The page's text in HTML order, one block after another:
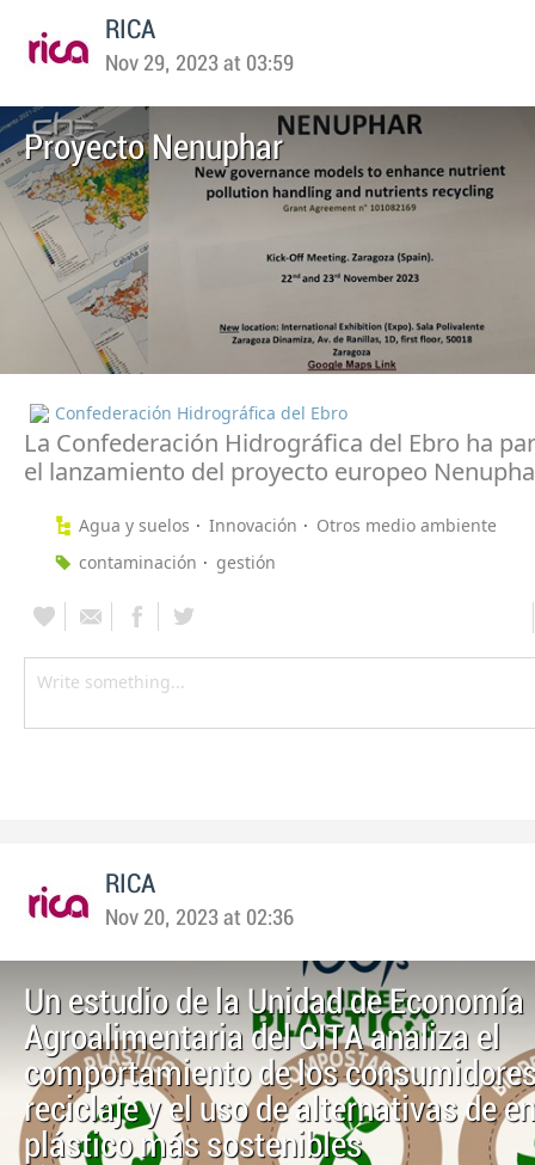
RICA
Nov 29, 2023 at 03:59
Proyecto Nenuphar
Confederación Hidrográfica del Ebro
La Confederación Hidrográfica del Ebro ha
el lanzamiento del proyecto europeo
Agua y suelos Innovación
Otros medio ambiente
contaminación
gestión
RICA
Nov 20, 2023 at 02:36
Un estudio de la Unidad de Economía
Agroalimentaria del CITA analiza el
comportamiento de los
reciclaje y el uso de alternativas de
plástico más sostenibles